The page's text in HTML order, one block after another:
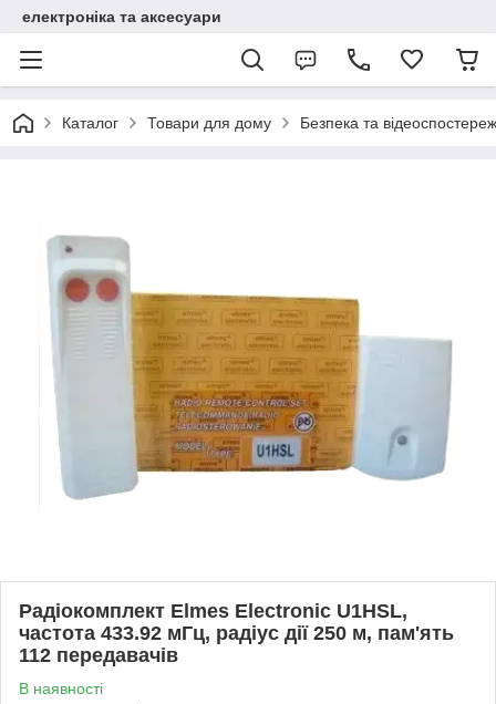
електроніка та аксесуари
Каталог Товари для дому Безпека та
Радіокомплект Elmes Electronic U1HSL,
частота 433.92 мГц, радіус дії 250 м, пам'ять
112 передавачів
В наявності